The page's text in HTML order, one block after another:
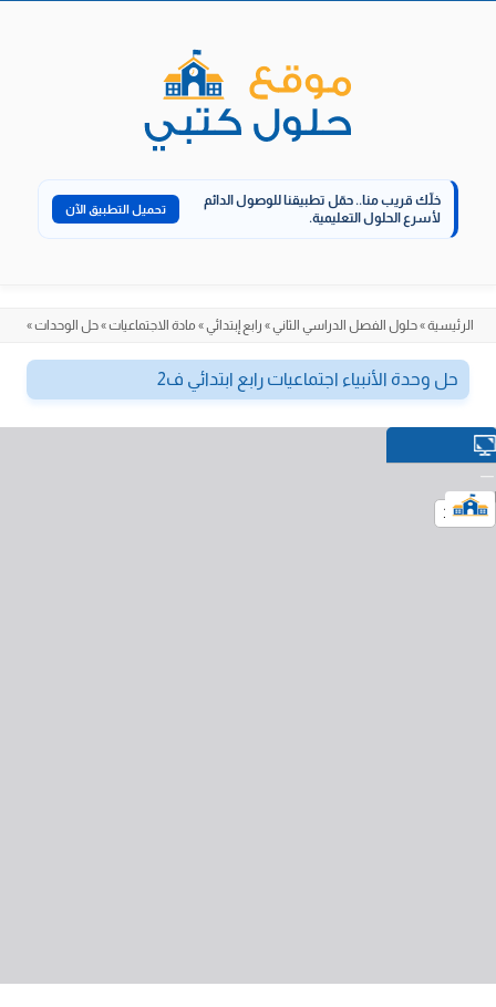
خلّك قريب منا.. حمّل تطبيقنا للوصول الدائم
لأسرع الحلول التعليمية.
تحميل التطبيق الآن
الرئيسية»حلول الفصل الدراسي الثاني» رابع إبتدائي» مادة الاجتماعيات»حل الوحدات»
حل وحدة الأنبياء اجتماعيات رابع ابتدائي ف2